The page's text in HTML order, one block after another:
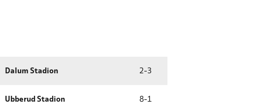
Dalum Stadion 2-3
Ubberud Stadion 8-1